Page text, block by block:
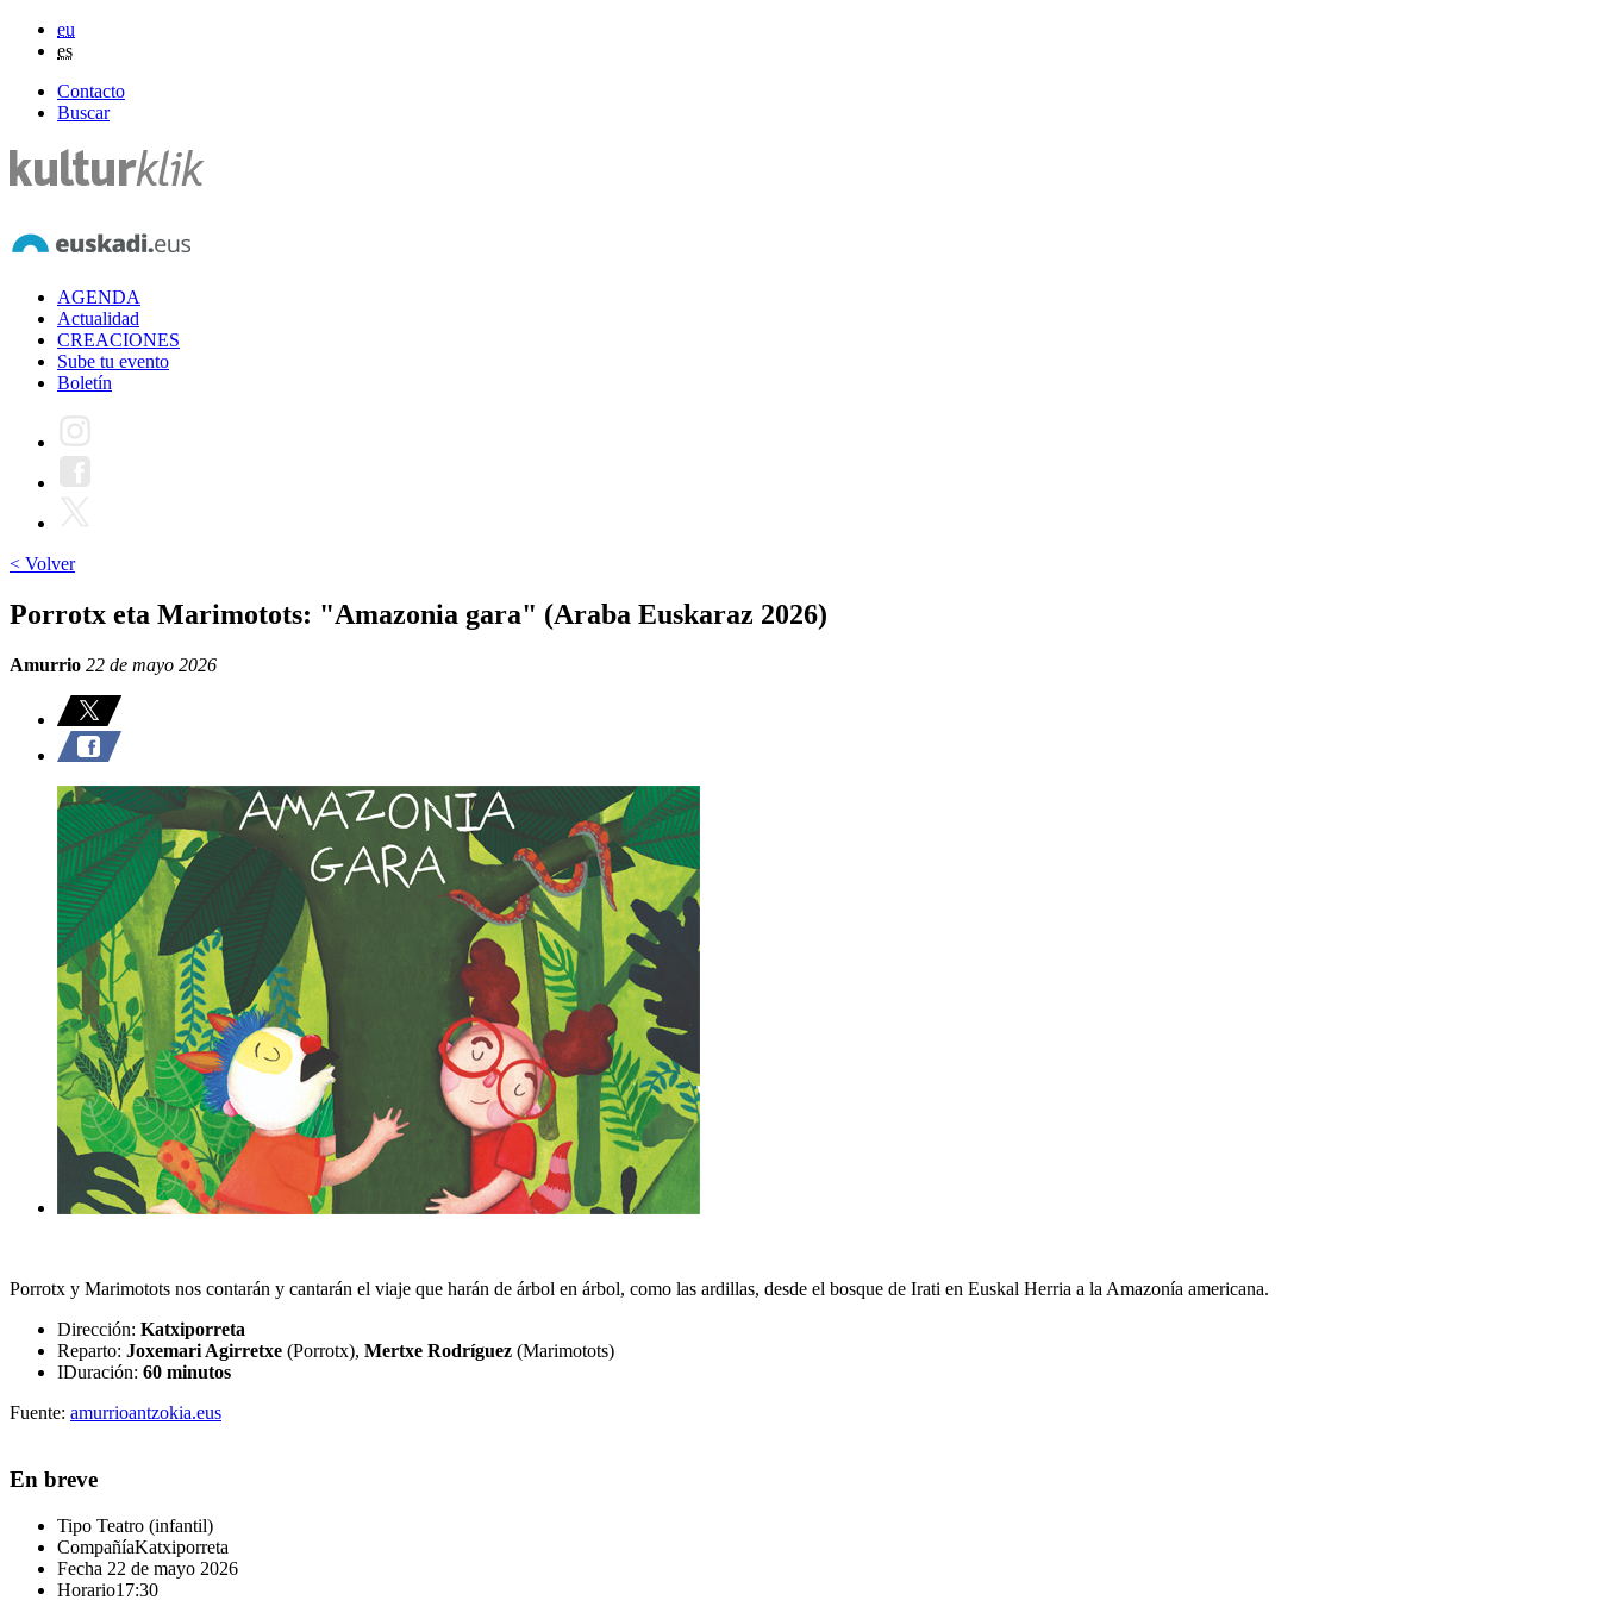
eu
es
Contacto
Buscar
AGENDA
Actualidad
CREACIONES
Sube tu evento
Boletín
< Volver
Porrotx eta Marimotots: "Amazonia gara" (Araba Euskaraz 2026)
Amurrio 22 de mayo 2026
Porrotx y Marimotots nos contarán y cantarán el viaje que harán de árbol en árbol, como las ardillas, desde el bosque de Irati en Euskal Herria a la Amazonía americana.
Dirección: Katxiporreta
Reparto: Joxemari Agirretxe (Porrotx), Mertxe Rodríguez (Marimotots)
IDuración: 60 minutos
Fuente: amurrioantzokia.eus
En breve
Tipo Teatro (infantil)
CompañíaKatxiporreta
Fecha 22 de mayo 2026
Horario17:30